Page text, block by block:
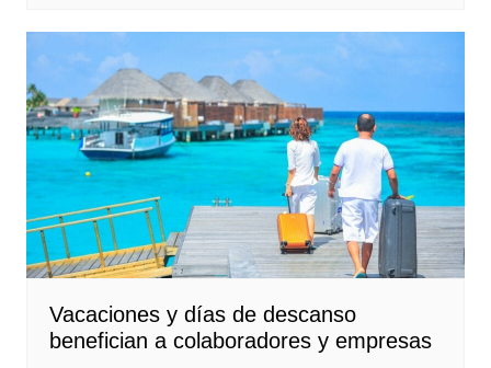
Vacaciones y días de descanso
benefician a colaboradores y empresas